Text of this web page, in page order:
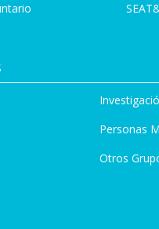
Personas
Otros